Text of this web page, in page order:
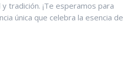
tradición. ¡Te esperamos para
única que celebra la esencia de